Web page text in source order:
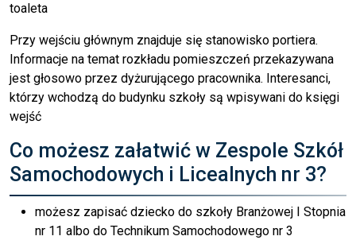
toaleta
Przy wejściu głównym znajduje się stanowisko portiera.
Informacje na temat rozkładu pomieszczeń przekazywana
jest głosowo przez dyżurującego pracownika. Interesanci,
którzy wchodzą do budynku szkoły są wpisywani do księgi
wejść
Co możesz załatwić w Zespole Szkół
Samochodowych i Licealnych nr 3?
możesz zapisać dziecko do szkoły Branżowej I Stopnia
nr 11 albo do Technikum Samochodowego nr 3